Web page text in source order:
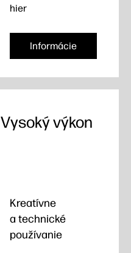
hier
Informácie
Vysoký výkon
Kreatívne
a technické
používanie